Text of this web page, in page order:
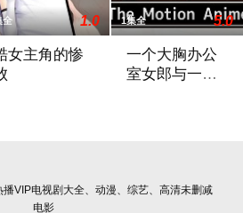
全 1.0
女主角的惨
1集全 5.0
一个大胸办公
室女郎与一个
VIP电视剧大全、动漫、综艺、高清未删减
电影